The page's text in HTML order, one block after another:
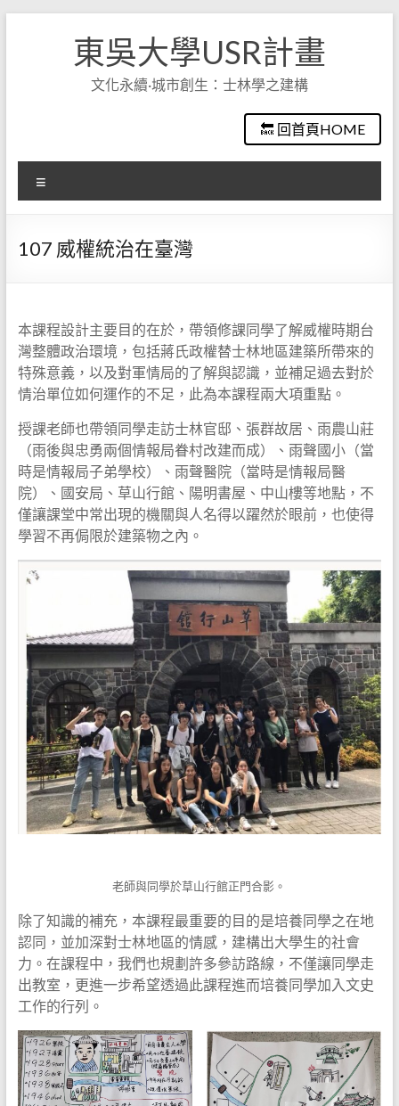
東吳大學USR計畫
文化永續·城市創生：士林學之建構
🔙 回首頁HOME
單
107 威權統治在臺灣
本課程設計主要目的在於，帶領修課同學了解威權時期台
灣整體政治環境，包括蔣氏政權替士林地區建築所帶來的
特殊意義，以及對軍情局的了解與認識，並補足過去對於
情治單位如何運作的不足，此為本課程兩大項重點。
授課老師也帶領同學走訪士林官邸、張群故居、雨農山莊
（雨後與忠勇兩個情報局眷村改建而成）、雨聲國小（當
時是情報局子弟學校）、雨聲醫院（當時是情報局醫
院）、國安局、草山行館、陽明書屋、中山樓等地點，不
僅讓課堂中常出現的機關與人名得以躍然於眼前，也使得
學習不再侷限於建築物之內。
老師與同學於草山行館正門合影。
除了知識的補充，本課程最重要的目的是培養同學之在地
認同，並加深對士林地區的情感，建構出大學生的社會
力。在課程中，我們也規劃許多參訪路線，不僅讓同學走
出教室，更進一步希望透過此課程進而培養同學加入文史
工作的行列。